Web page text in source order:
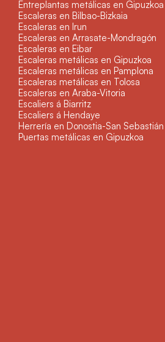
Entreplantas metálicas en Gipuzkoa
Escaleras en Bilbao-Bizkaia
Escaleras en Irun
Escaleras en Arrasate-Mondragón
Escaleras en Eibar
Escaleras metálicas en Gipuzkoa
Escaleras metálicas en Pamplona
Escaleras metálicas en Tolosa
Escaleras en Araba-Vitoria
Escaliers á Biarritz
Escaliers á Hendaye
Herrería en Donostia-San Sebastián
Puertas metálicas en Gipuzkoa